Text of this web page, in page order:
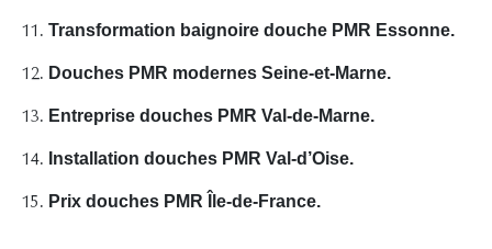
Transformation baignoire douche PMR Essonne.
Douches PMR modernes Seine-et-Marne.
Entreprise douches PMR Val-de-Marne.
Installation douches PMR Val-d’Oise.
Prix douches PMR Île-de-France.